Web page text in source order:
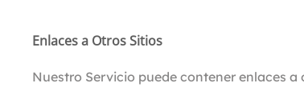
Enlaces a Otros Sitios
Nuestro Servicio puede contener enlaces